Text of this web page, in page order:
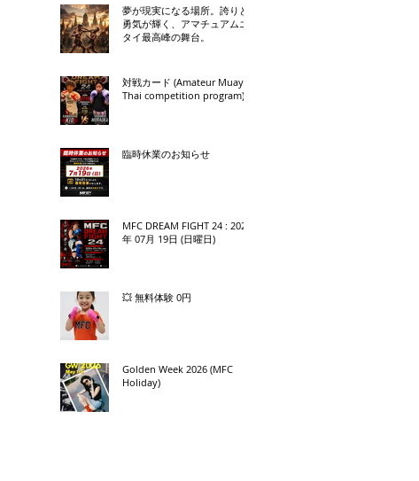
夢が現実になる場所。誇りと
勇気が輝く、アマチュアムエ
タイ最高峰の舞台。
対戦カード (Amateur Muay
Thai competition program)
臨時休業のお知らせ
MFC DREAM FIGHT 24 : 2026
年 07月 19日 (日曜日)
💥 無料体験 0円
Golden Week 2026 (MFC
Holiday)